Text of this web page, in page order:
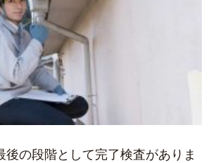
後の段階として完了検査がありま